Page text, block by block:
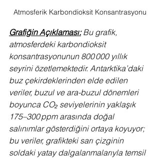
Atmosferik Karbondioksit Konsantrasyonu
Grafiğin Açıklaması: Bu grafik,
atmosferdeki karbondioksit
konsantrasyonunun 800 000 yıllık
seyrini özetlemektedir. Antarktika’daki
buz çekirdeklerinden elde edilen
veriler, buzul ve ara-buzul dönemleri
boyunca CO₂ seviyelerinin yaklaşık
175–300 ppm arasında doğal
salınımlar gösterdiğini ortaya koyuyor;
bu veriler, grafikteki sarı çizginin
soldaki yatay dalgalanmalarıyla temsil